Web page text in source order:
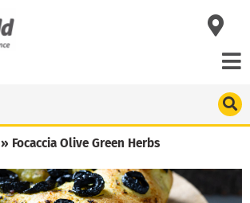
» Focaccia Olive Green Herbs